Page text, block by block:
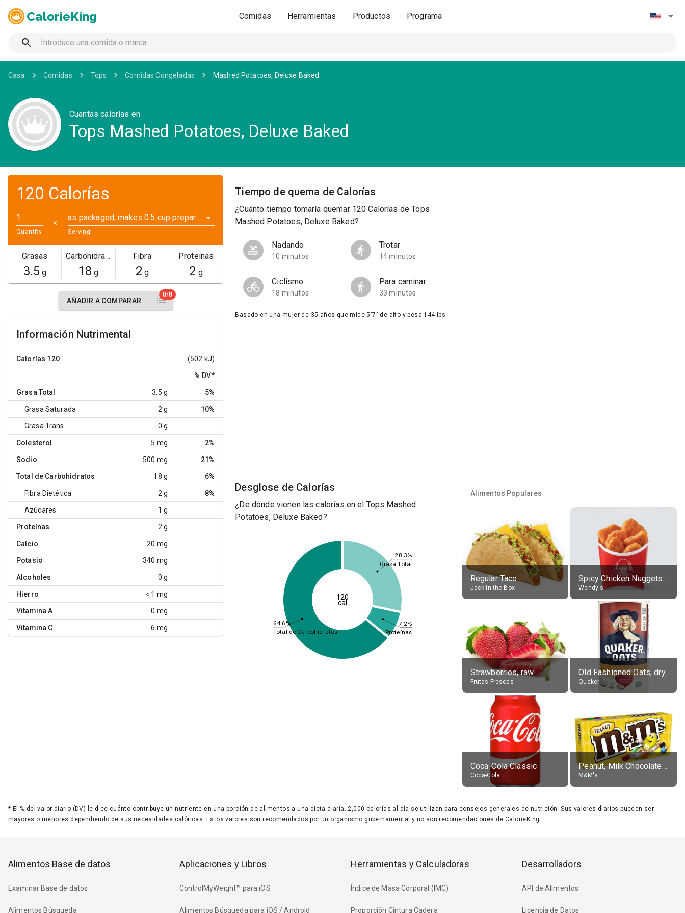
CalorieKing Comidas Herramientas Productos Programa
Casa Comidas Tops Comidas Congeladas Mashed Potatoes, Deluxe Baked
Cuantas calorías en
Tops Mashed Potatoes, Deluxe Baked
120 Calorías
Quantity
✕
as packaged, makes 0.5 cup prepared (1 oz)
Serving
Grasas
3.5g
Carbohidratos
18 g
Fibra
2 g
Proteínas
2 g
AÑADIR A COMPARAR
0/8
Información Nutrimental
Calorías 120 (502 kJ)
% DV*
Grasa Total 3.5 g 5%
Grasa Saturada 2 g 10%
Grasa Trans 0 g
Colesterol 5 mg 2%
Sodio 500 mg 21%
Total de Carbohidratos 18 g 6%
Fibra Dietética 2 g 8%
Azúcares 1 g
Proteínas 2 g
Calcio 20 mg
Potasio 340 mg
Alcoholes 0 g
Hierro < 1 mg
Vitamina A 0 mg
Vitamina C 6 mg
Tiempo de quema de Calorías
¿Cuánto tiempo tomaría quemar 120 Calorías de Tops
Mashed Potatoes, Deluxe Baked?
Nadando
10 minutos
Trotar
14 minutos
Ciclismo
18 minutos
Para caminar
33 minutos
Basado en una mujer de 35 años que mide 5'7" de alto y pesa 144 lbs.
Desglose de Calorías
¿De dónde vienen las calorías en el Tops Mashed
Potatoes, Deluxe Baked?
28.3%
7.2%
64.6%
Grasa Total
Proteínas
Total de Carbohidratos
120
cal
Alimentos Populares
Regular Taco
Jack in the Box
Spicy Chicken Nuggets, without sauce
Wendy's
Strawberries, raw
Frutas Frescas
Old Fashioned Oats, dry
Quaker
Coca-Cola Classic
Coca-Cola
Peanut, Milk Chocolate Candies
M&M's
* El % del valor diario (DV) le dice cuánto contribuye un nutriente en una porción de alimentos a una dieta diaria. 2,000 calorías al día se utilizan para consejos generales de nutrición. Sus valores diarios pueden ser
mayores o menores dependiendo de sus necesidades calóricas. Estos valores son recomendados por un organismo gubernamental y no son recomendaciones de CalorieKing.
Alimentos Base de datos
Examinar Base de datos
Alimentos Búsqueda
Aplicaciones y Libros
ControlMyWeight™ para iOS
Alimentos Búsqueda para iOS / Android
Herramientas y Calculadoras
Índice de Masa Corporal (IMC)
Proporción Cintura Cadera
Desarrolladors
API de Alimentos
Licencia de Datos